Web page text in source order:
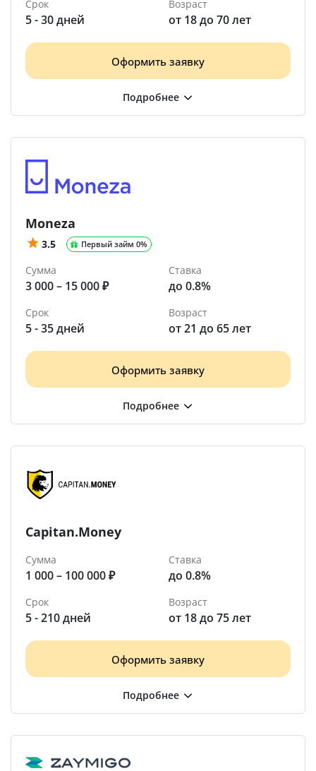
Срок
5 - 30 дней
Возраст
от 18 до 70 лет
Оформить заявку
Moneza
3.5 Первый займ 0%
Сумма
3 000 – 15 000 ₽
Ставка
до 0.8%
Срок
5 - 35 дней
Возраст
от 21 до 65 лет
Оформить заявку
Capitan.Money
Сумма
1 000 – 100 000 ₽
Ставка
до 0.8%
Срок
5 - 210 дней
Возраст
от 18 до 75 лет
Оформить заявку